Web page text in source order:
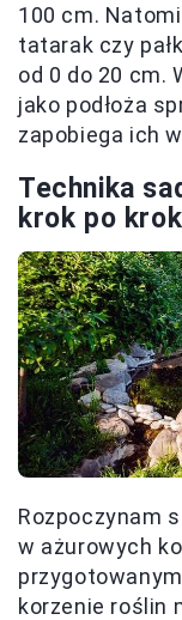
100 cm.
tatarak czy
od 0 do 20 cm.
jako podłoża
zapobiega ich
Technika
krok po
Rozpoczynam
w ażurowych
korzenie roślin